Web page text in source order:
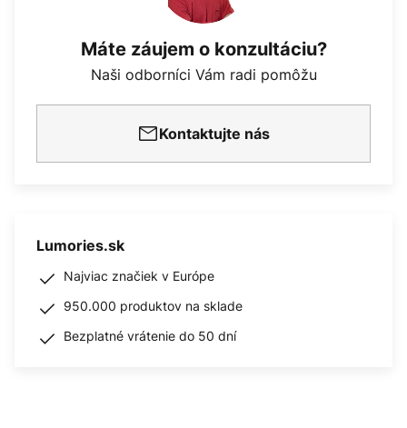
Máte záujem o konzultáciu?
Naši odborníci Vám radi pomôžu
Kontaktujte nás
Lumories.sk
Najviac značiek v Európe
950.000 produktov na sklade
Bezplatné vrátenie do 50 dní